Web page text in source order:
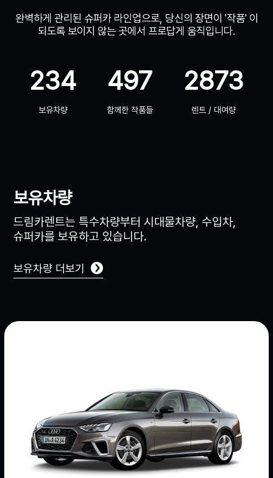
완벽하게 관리된 슈퍼카 라인업으로, 당신의 장면이 '작품' 이
되도록 보이지 않는 곳에서 프로답게 움직입니다.
234
보유차량
497
함께한 작품들
2873
렌트 / 대여량
보유차량
드림카렌트는 특수차량부터 시대물차량, 수입차,
슈퍼카를 보유하고 있습니다.
보유차량 더보기